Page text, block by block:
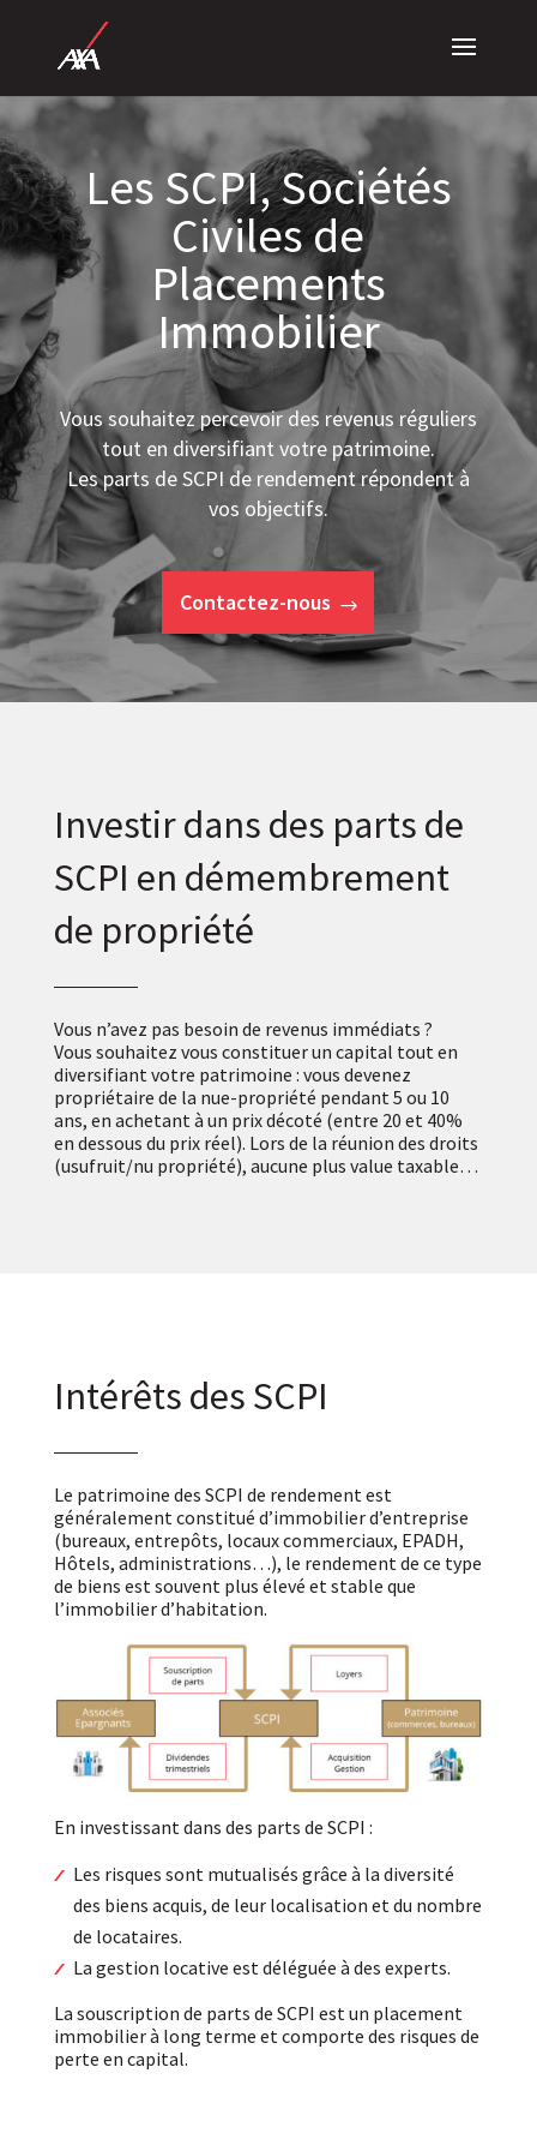
Les SCPI, Sociétés
Civiles de
Placements
Immobilier
Vous souhaitez percevoir des revenus réguliers
tout en diversifiant votre patrimoine.
Les parts de SCPI de rendement répondent à
vos objectifs.
Contactez-nous
Investir dans des parts de
SCPI en démembrement
de propriété
Vous n’avez pas besoin de revenus immédiats ?
Vous souhaitez vous constituer un capital tout en
diversifiant votre patrimoine : vous devenez
propriétaire de la nue-propriété pendant 5 ou 10
ans, en achetant à un prix décoté (entre 20 et 40%
en dessous du prix réel). Lors de la réunion des droits
(usufruit/nu propriété), aucune plus value taxable…
Intérêts des SCPI
Le patrimoine des SCPI de rendement est
généralement constitué d’immobilier d’entreprise
(bureaux, entrepôts, locaux commerciaux, EPADH,
Hôtels, administrations…), le rendement de ce type
de biens est souvent plus élevé et stable que
l’immobilier d’habitation.
En investissant dans des parts de SCPI :
Les risques sont mutualisés grâce à la diversité
des biens acquis, de leur localisation et du nombre
de locataires.
La gestion locative est déléguée à des experts.
La souscription de parts de SCPI est un placement
immobilier à long terme et comporte des risques de
perte en capital.